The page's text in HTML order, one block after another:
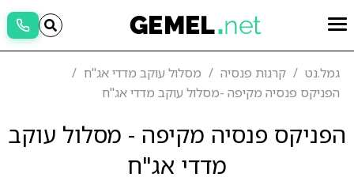
גמל.נט קרנות פנסיה
מסלול עוקב מדדי אג"ח
הפניקס פנסיה מקיפה -מסלול עוקב מדדי אג"ח
הפניקס פנסיה מקיפה - מסלול עוקב
מדדי אג"ח